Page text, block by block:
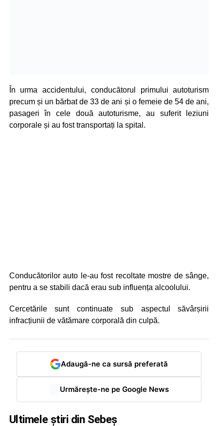
În urma accidentului, conducătorul primului autoturism
precum și un bărbat de 33 de ani și o femeie de 54 de ani,
pasageri în cele două autoturisme, au suferit leziuni
corporale și au fost transportați la spital.
Conducătorilor auto le-au fost recoltate mostre de sânge,
pentru a se stabili dacă erau sub influența alcoolului.
Cercetările sunt continuate sub aspectul săvârșirii
infracțiunii de vătămare corporală din culpă.
Adaugă-ne ca sursă preferată
Urmărește-ne pe Google News
Ultimele știri din Sebeș